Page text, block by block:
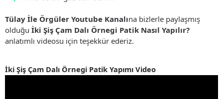
Tülay İle Örgüler Youtube Kanalına bizlerle paylaşmış
olduğu İki Şiş Çam Dalı Örnegi Patik Nasıl Yapılır?
anlatımlı videosu için teşekkür ederiz.
İki Şiş Çam Dalı Örnegi Patik Yapımı Video